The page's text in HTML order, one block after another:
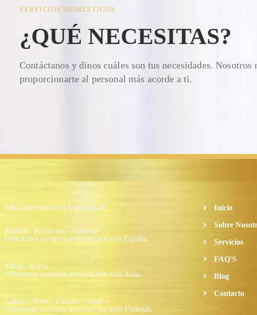
SERVICIOS DOMESTICOS
¿QUÉ NECESITAS?
Contáctanos y dinos cuáles son tus necesidades. Nosotros
proporcionarte al personal más acorde a ti.
p&l international home staff
Madrid - Barcelona - Valencia
Ofrecemos nuestros servicios por toda España.
Milan - Roma
Ofrecemos nuestros servicios por toda Italia.
Lisbon - Porto - Cascais - Algarve
Ofrecemos nuestros servicios por todo Portugal.
Inicio
Sobre
Servicios
FAQ'S
Blog
Contacto